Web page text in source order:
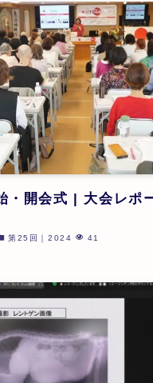
・開会式 | 大会レポ
第25回｜2024 41